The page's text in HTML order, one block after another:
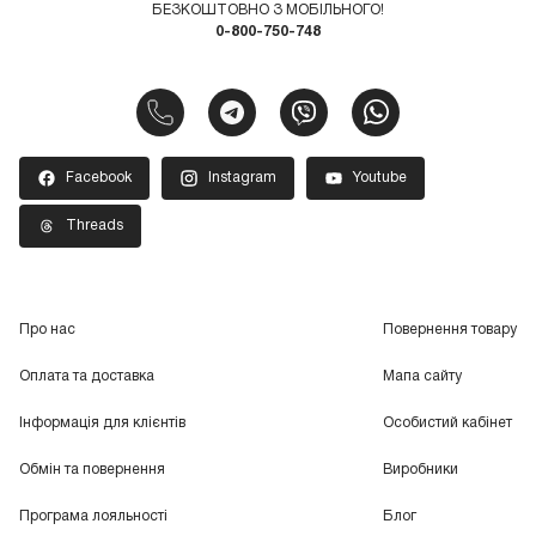
БЕЗКОШТОВНО З МОБІЛЬНОГО!
0-800-750-748
Facebook Instagram Youtube
Threads
Про нас
Оплата та доставка
Інформація для клієнтів
Обмін та повернення
Програма лояльності
Повернення товару
Мапа сайту
Особистий кабінет
Виробники
Блог